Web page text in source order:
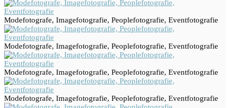
Modefotografe, Imagefotografie, Peoplefotografie, Eventfotografie
Modefotografe, Imagefotografie, Peoplefotografie, Eventfotografie
Modefotografe, Imagefotografie, Peoplefotografie, Eventfotografie
Modefotografe, Imagefotografie, Peoplefotografie, Eventfotografie